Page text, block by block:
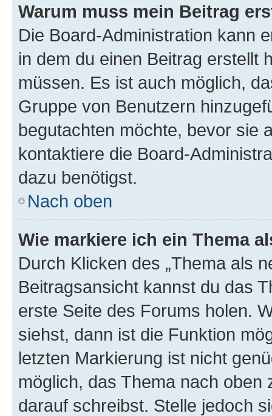
Warum muss mein Beitrag
Die Board-Administration kann
in dem du einen Beitrag erstellt
müssen. Es ist auch möglich,
Gruppe von Benutzern
begutachten möchte, bevor sie
kontaktiere die Board-
dazu benötigst.
Nach oben
Wie markiere ich ein Thema
Durch Klicken des „Thema als
Beitragsansicht kannst du das
erste Seite des Forums holen.
siehst, dann ist die Funktion
letzten Markierung ist nicht
möglich, das Thema nach oben
darauf schreibst. Stelle jedoch